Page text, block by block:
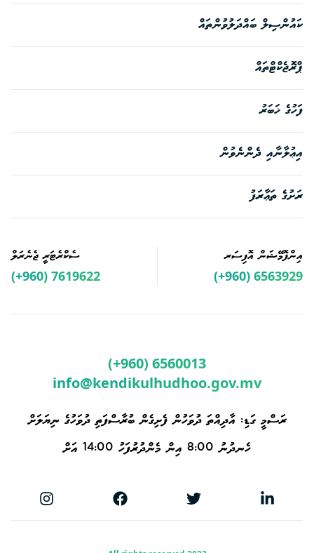
ކައުންސިލް ބައްދަލުވުންތައް
ޕްރޮޖެކްޓްތައް
ފަހުގެ ޚަބަރު
އިޢުލާނާއި ދެންނެވުން
ރަށުގެ ތަޢާރަފު
އިންފޮމޭޝަން އޮފިސަރ
(+960) 6563929
ސެކްރެޓަރީ ޖެނެރަލް
(+960) 7619622
(+960) 6560013
info@kendikulhudhoo.gov.mv
ރަސްމީ ގަޑި: އާދިއްތަ ދުވަހުން ފެށިގެން ބުރާސްފަތި ދުވަހުގެ ނިޔަލަށް
ހެނދުނު 8:00 އިން މެންދުރުފަހު 14:00 އަށް